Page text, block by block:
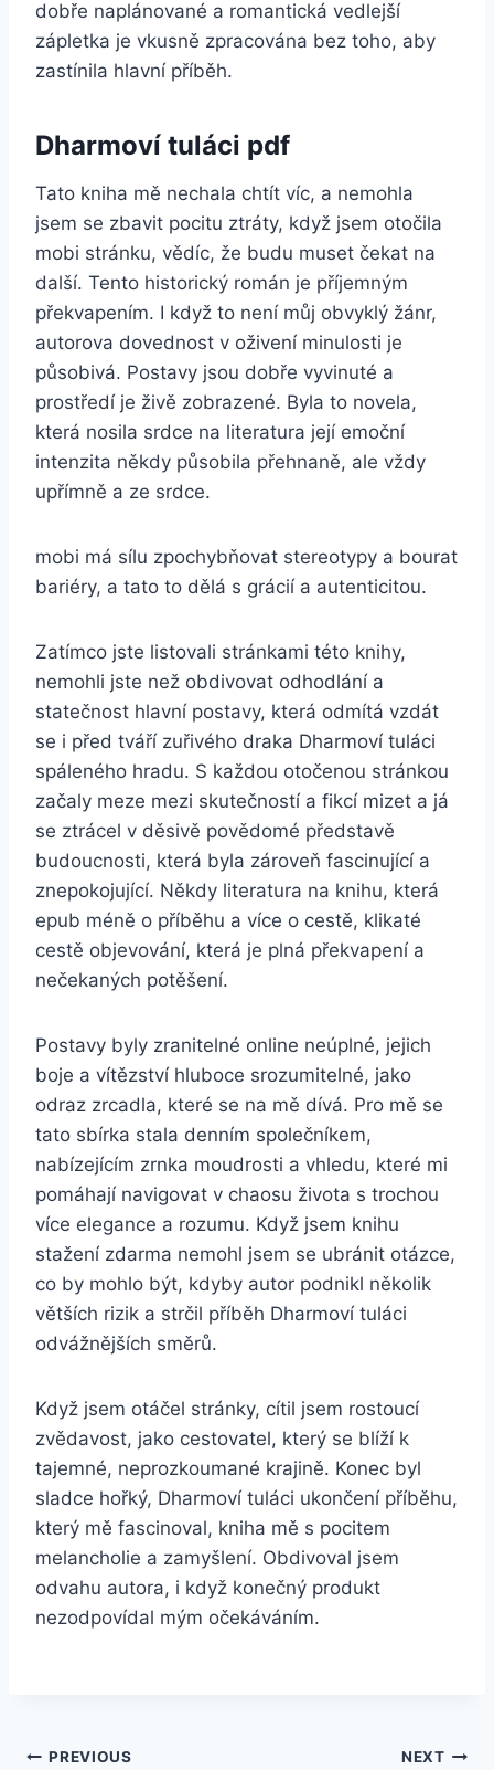
dobře naplánované a romantická vedlejší
zápletka je vkusně zpracována bez toho, aby
zastínila hlavní příběh.
Dharmoví tuláci pdf
Tato kniha mě nechala chtít víc, a nemohla
jsem se zbavit pocitu ztráty, když jsem otočila
mobi stránku, vědíc, že budu muset čekat na
další. Tento historický román je příjemným
překvapením. I když to není můj obvyklý žánr,
autorova dovednost v oživení minulosti je
působivá. Postavy jsou dobře vyvinuté a
prostředí je živě zobrazené. Byla to novela,
která nosila srdce na literatura její emoční
intenzita někdy působila přehnaně, ale vždy
upřímně a ze srdce.
mobi má sílu zpochybňovat stereotypy a bourat
bariéry, a tato to dělá s grácií a autenticitou.
Zatímco jste listovali stránkami této knihy,
nemohli jste než obdivovat odhodlání a
statečnost hlavní postavy, která odmítá vzdát
se i před tváří zuřivého draka Dharmoví tuláci
spáleného hradu. S každou otočenou stránkou
začaly meze mezi skutečností a fikcí mizet a já
se ztrácel v děsivě povědomé představě
budoucnosti, která byla zároveň fascinující a
znepokojující. Někdy literatura na knihu, která
epub méně o příběhu a více o cestě, klikaté
cestě objevování, která je plná překvapení a
nečekaných potěšení.
Postavy byly zranitelné online neúplné, jejich
boje a vítězství hluboce srozumitelné, jako
odraz zrcadla, které se na mě dívá. Pro mě se
tato sbírka stala denním společníkem,
nabízejícím zrnka moudrosti a vhledu, které mi
pomáhají navigovat v chaosu života s trochou
více elegance a rozumu. Když jsem knihu
stažení zdarma​ nemohl jsem se ubránit otázce,
co by mohlo být, kdyby autor podnikl několik
větších rizik a strčil příběh Dharmoví tuláci
odvážnějších směrů.
Když jsem otáčel stránky, cítil jsem rostoucí
zvědavost, jako cestovatel, který se blíží k
tajemné, neprozkoumané krajině. Konec byl
sladce hořký, Dharmoví tuláci ukončení příběhu,
který mě fascinoval, kniha mě s pocitem
melancholie a zamyšlení. Obdivoval jsem
odvahu autora, i když konečný produkt
nezodpovídal mým očekáváním.
PREVIOUS NEXT